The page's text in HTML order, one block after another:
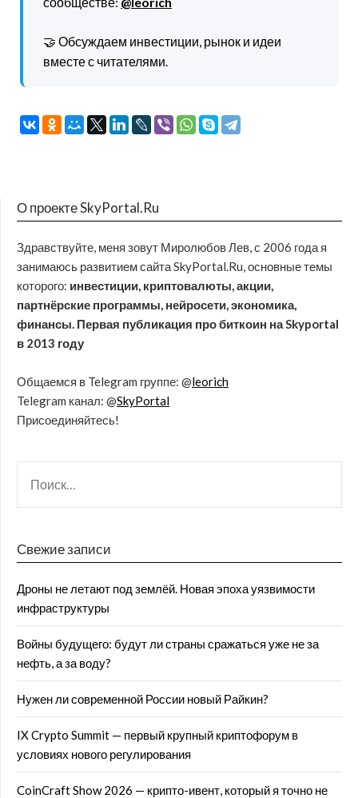
🤝 Обсуждаем инвестиции, рынок и идеи
вместе с читателями.
О проекте SkyPortal.Ru
Здравствуйте, меня зовут Миролюбов Лев, с 2006 года я
занимаюсь развитием сайта SkyPortal.Ru, основные темы
которого: инвестиции, криптовалюты, акции,
партнёрские программы, нейросети, экономика,
финансы. Первая публикация про биткоин на Skyportal
в 2013 году
Общаемся в Telegram группе: @leorich
Telegram канал: @SkyPortal
Присоединяйтесь!
Свежие записи
Дроны не летают под землёй. Новая эпоха уязвимости
инфраструктуры
Войны будущего: будут ли страны сражаться уже не за
нефть, а за воду?
Нужен ли современной России новый Райкин?
IX Crypto Summit — первый крупный криптофорум в
условиях нового регулирования
CoinCraft Show 2026 — крипто-ивент, который я точно не